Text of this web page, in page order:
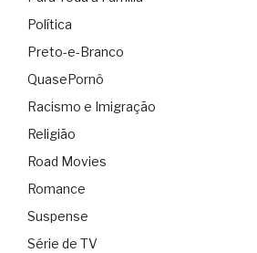
Política
Preto-e-Branco
QuasePornô
Racismo e Imigração
Religião
Road Movies
Romance
Suspense
Série de TV